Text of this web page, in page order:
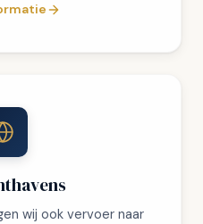
wij ook vervoer naar